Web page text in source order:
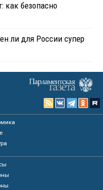
как безопасно
ли для России супер